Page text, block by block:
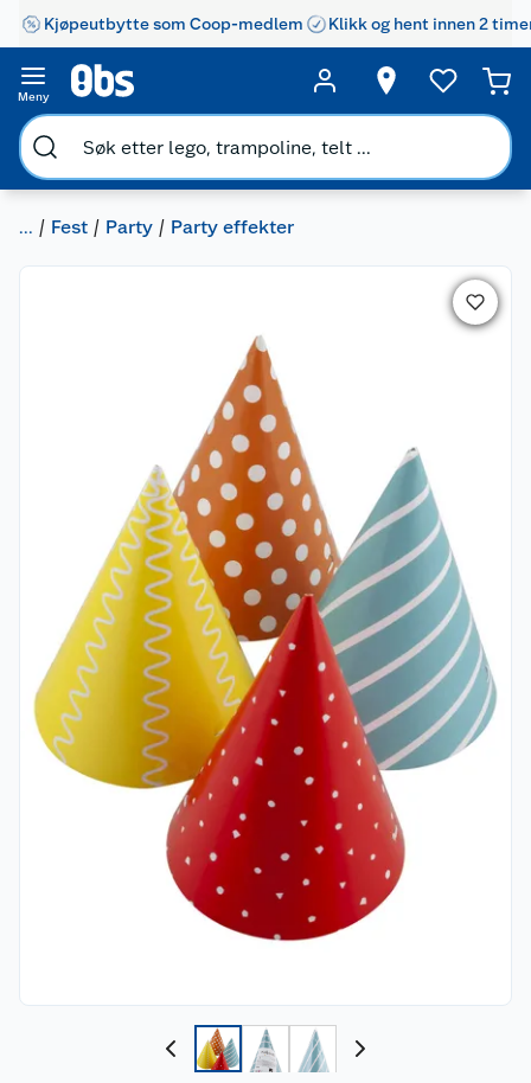
Kjøpeutbytte som Coop-medlem Klikk og hent innen 2
Meny
... Fest Party Party effekter